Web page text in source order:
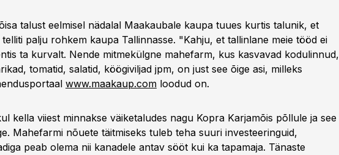
talust eelmisel nädalal Maakaubale kaupa tuues kurtis talunik, et
palju rohkem kaupa Tallinnasse. "Kahju, et tallinlane meie tööd ei
ta kurvalt. Nende mitmekülgne mahefarm, kus kasvavad kodulinnud,
tomatid, salatid, köögiviljad jpm, on just see õige asi, milleks
www.maakaup.com loodud on.
kella viiest minnakse väiketaludes nagu Kopra Karjamõis põllule ja see
Mahefarmi nõuete täitmiseks tuleb teha suuri investeeringuid,
peab olema nii kanadele antav sööt kui ka tapamaja. Tänaste